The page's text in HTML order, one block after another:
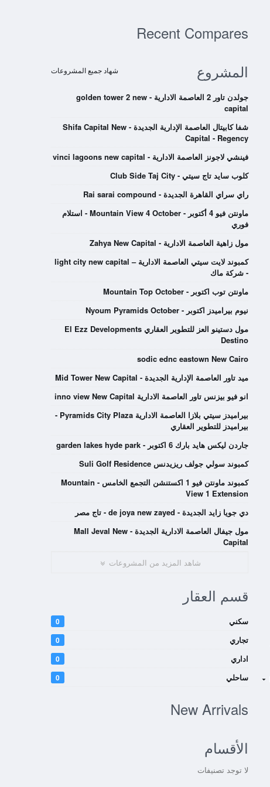
Recent Compares
المشروع
شهاد جميع المشروعات
جولدن تاور 2 العاصمة الادارية - golden tower 2 new
capital
شفا كابيتال العاصمة الإدارية الجديدة - Shifa Capital New
Capital - Regency
فينشي لاجونز العاصمة الادارية - vinci lagoons new capital
كلوب سايد تاج سيتي - Club Side Taj City
راي سراي القاهرة الجديدة - Rai sarai compound
ماونتن فيو 4 أكتوبر - Mountain View 4 October - استلام
فوري
مول زاهية العاصمة الادارية - Zahya New Capital
كمبوند لايت سيتي العاصمة الادارية – light city new capital
- شركة ماك
ماونتن توب اكتوبر - Mountain Top October
نيوم بيراميدز اكتوبر - Nyoum Pyramids October
مول دستينو العز للتطوير العقاري El Ezz Developments
Destino
sodic ednc eastown New Cairo
ميد تاور العاصمة الإدارية الجديدة - Mid Tower New Capital
انو فيو بيزنس تاور العاصمة الادارية inno view New Capital
بيراميدز سيتي بلازا العاصمة الادارية Pyramids City Plaza -
بيراميدز للتطوير العقاري
جاردن ليكس هايد بارك 6 اكتوبر - garden lakes hyde park
كمبوند سولي جولف ريزيدنس Suli Golf Residence
كمبوند ماونتن فيو 1 اكستنشن التجمع الخامس - Mountain
View 1 Extension
دي جويا زايد الجديدة - de joya new zayed - تاج مصر
مول جيفال العاصمة الادارية الجديدة - Mall Jeval New
Capital
شاهد المزيد من المشروعات
قسم العقار
سكني 0
تجاري 0
اداري 0
ساحلي 0
New Arrivals
الأقسام
لا توجد تصنيفات